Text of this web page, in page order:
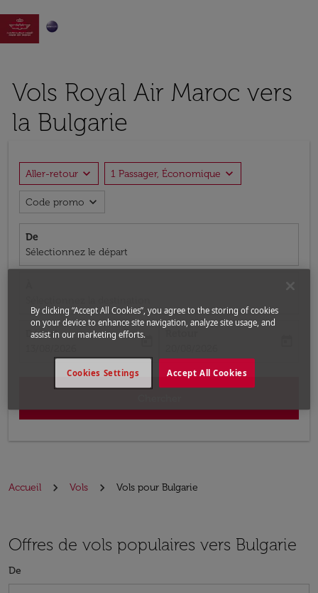

Vols Royal Air Maroc vers
la Bulgarie
Aller-retour expand_more 1 Passager, Économique expand_more
Code promo expand_more
De
Sélectionnez le départ
Départ
today
Accueil Vols Vols pour Bulgarie
Offres de vols populaires vers Bulgarie
De
By clicking “Accept All Cookies”, you agree to the storing of cookies
on your device to enhance site navigation, analyze site usage, and
assist in our marketing efforts.
Accept All Cookies
Cookies Settings